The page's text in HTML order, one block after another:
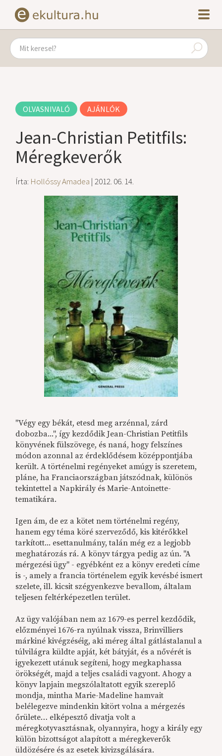
OLVASNIVALÓ AJÁNLÓK
Jean-Christian Petitfils:
Méregkeverők
Írta: Hollóssy Amadea | 2012. 06. 14.
"Végy egy békát, etesd meg arzénnal, zárd
dobozba...", így kezdődik Jean-Christian Petitfils
könyvének fülszövege, és naná, hogy felszínes
módon azonnal az érdeklődésem középpontjába
került. A történelmi regényeket amúgy is szeretem,
pláne, ha Franciaországban játszódnak, különös
tekintettel a Napkirály és Marie-Antoinette-
tematikára.
Igen ám, de ez a kötet nem történelmi regény,
hanem egy téma köré szerveződő, kis kitérőkkel
tarkított... esettanulmány, talán még ez a legjobb
meghatározás rá. A könyv tárgya pedig az ún. "A
mérgezési ügy" - egyébként ez a könyv eredeti címe
is -, amely a francia történelem egyik kevésbé ismert
szelete, ill. kicsit szégyenkezve bevallom, általam
teljesen feltérképezetlen terület.
Az ügy valójában nem az 1679-es perrel kezdődik,
előzményei 1676-ra nyúlnak vissza, Brinvilliers
márkiné kivégzéséig, aki méreg által gátlástalanul a
túlvilágra küldte apját, két bátyját, és a nővérét is
igyekezett utánuk segíteni, hogy megkaphassa
örökségét, majd a teljes családi vagyont. Ahogy a
könyv lapjain megszólaltatott egyik szereplő
mondja, mintha Marie-Madeline hamvait
belélegezve mindenkin kitört volna a mérgezés
őrülete… elképesztő divatja volt a
méregkotyvasztásnak, olyannyira, hogy a király egy
külön bizottságot alapított a méregkeverők
üldözésére és az esetek kivizsgálására.